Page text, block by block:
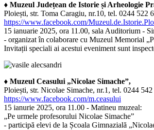
♦ Muzeul Județean de Istorie și Arheologie
Ploiești, str. Toma Caragiu, nr.10, tel. 0244 522
https://www.facebook.com/
15 ianuarie 2025, ora 11.00, sala Auditorium -
- organizat în colaborare cu Muzeul Memorial
Invitații speciali ai acestui eveniment sunt
♦ Muzeul Ceasului „Nicolae Simache”,
Ploiești, str. Nicolae Simache, nr.1, tel. 0244 542
https://www.facebook.com/m.ceasului
15 ianurie 2025, ora 11.00 - Matineu muzeal:
„Pe urmele profesorului Nicolae Simache”
- participă elevi de la Școala Gimnazială